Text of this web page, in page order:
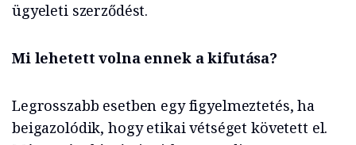
ügyeleti szerződést.
Mi lehetett volna ennek a kifutása?
Legrosszabb esetben egy figyelmeztetés, ha
beigazolódik, hogy etikai vétséget követett el.